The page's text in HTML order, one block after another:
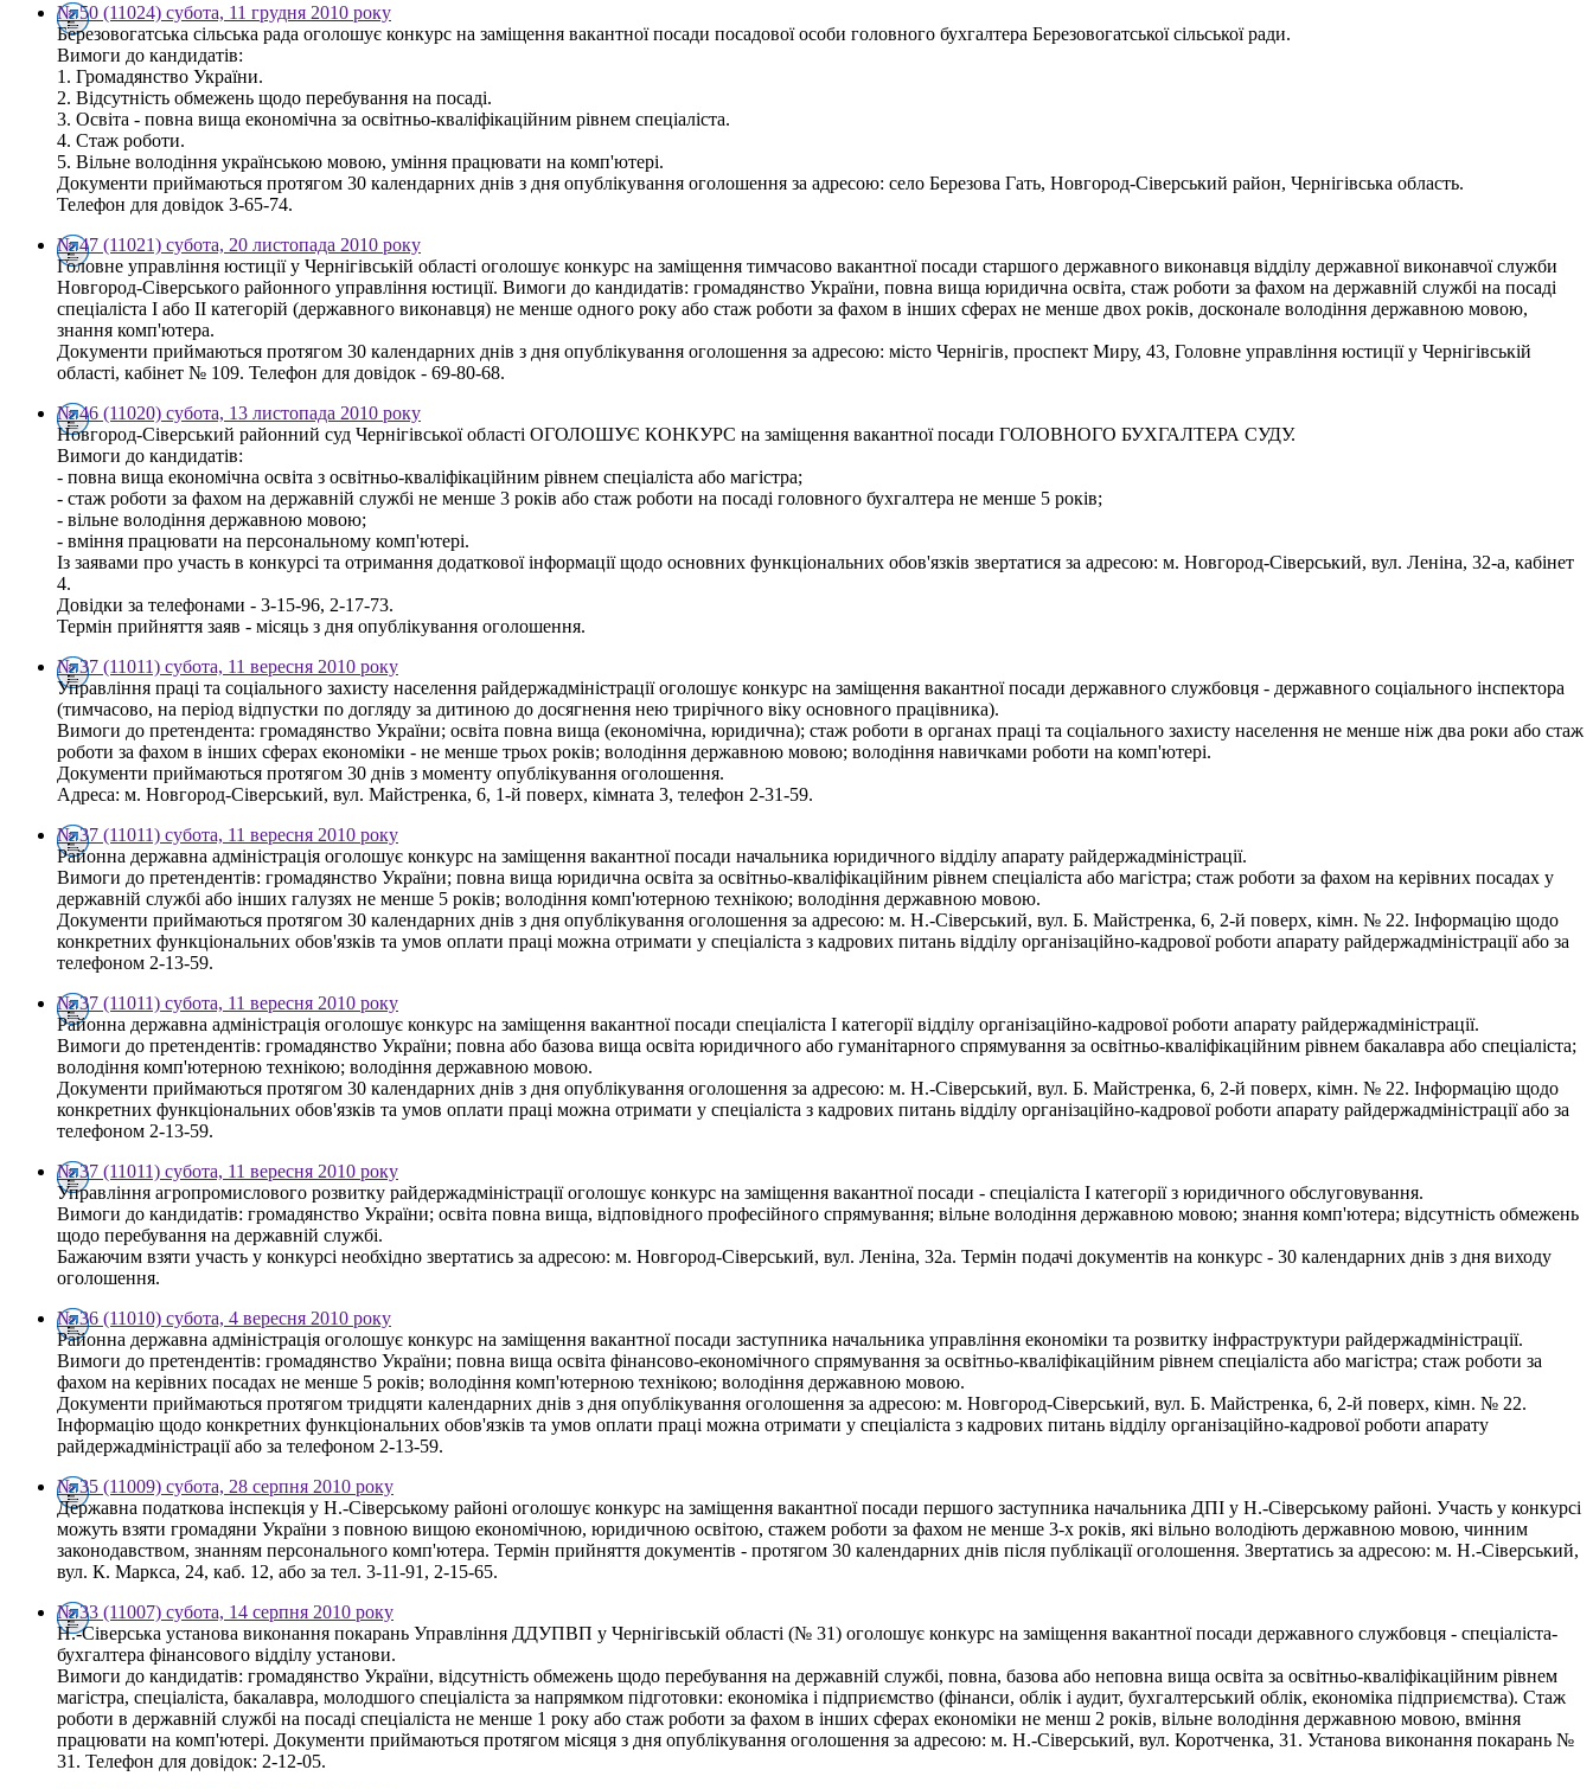
№ 50 (11024) субота, 11 грудня 2010 року
Березовогатська сільська рада оголошує конкурс на заміщення вакантної посади посадової особи головного бухгалтера Березовогатської сільської ради.
Вимоги до кандидатів:
1. Громадянство України.
2. Відсутність обмежень щодо перебування на посаді.
3. Освіта - повна вища економічна за освітньо-кваліфікаційним рівнем спеціаліста.
4. Стаж роботи.
5. Вільне володіння українською мовою, уміння працювати на комп'ютері.
Документи приймаються протягом 30 календарних днів з дня опублікування оголошення за адресою: село Березова Гать, Новгород-Сіверський район, Чернігівська область.
Телефон для довідок 3-65-74.
№ 47 (11021) субота, 20 листопада 2010 року
Головне управління юстиції у Чернігівській області оголошує конкурс на заміщення тимчасово вакантної посади старшого державного виконавця відділу державної виконавчої служби
Новгород-Сіверського районного управління юстиції. Вимоги до кандидатів: громадянство України, повна вища юридична освіта, стаж роботи за фахом на державній службі на посаді
спеціаліста І або ІІ категорій (державного виконавця) не менше одного року або стаж роботи за фахом в інших сферах не менше двох років, досконале володіння державною мовою,
знання комп'ютера.
Документи приймаються протягом 30 календарних днів з дня опублікування оголошення за адресою: місто Чернігів, проспект Миру, 43, Головне управління юстиції у Чернігівській
області, кабінет № 109. Телефон для довідок - 69-80-68.
№ 46 (11020) субота, 13 листопада 2010 року
Новгород-Сіверський районний суд Чернігівської області ОГОЛОШУЄ КОНКУРС на заміщення вакантної посади ГОЛОВНОГО БУХГАЛТЕРА СУДУ.
Вимоги до кандидатів:
- повна вища економічна освіта з освітньо-кваліфікаційним рівнем спеціаліста або магістра;
- стаж роботи за фахом на державній службі не менше 3 років або стаж роботи на посаді головного бухгалтера не менше 5 років;
- вільне володіння державною мовою;
- вміння працювати на персональному комп'ютері.
Із заявами про участь в конкурсі та отримання додаткової інформації щодо основних функціональних обов'язків звертатися за адресою: м. Новгород-Сіверський, вул. Леніна, 32-а, кабінет
4.
Довідки за телефонами - 3-15-96, 2-17-73.
Термін прийняття заяв - місяць з дня опублікування оголошення.
№ 37 (11011) субота, 11 вересня 2010 року
Управління праці та соціального захисту населення райдержадміністрації оголошує конкурс на заміщення вакантної посади державного службовця - державного соціального інспектора
(тимчасово, на період відпустки по догляду за дитиною до досягнення нею трирічного віку основного працівника).
Вимоги до претендента: громадянство України; освіта повна вища (економічна, юридична); стаж роботи в органах праці та соціального захисту населення не менше ніж два роки або стаж
роботи за фахом в інших сферах економіки - не менше трьох років; володіння державною мовою; володіння навичками роботи на комп'ютері.
Документи приймаються протягом 30 днів з моменту опублікування оголошення.
Адреса: м. Новгород-Сіверський, вул. Майстренка, 6, 1-й поверх, кімната 3, телефон 2-31-59.
№ 37 (11011) субота, 11 вересня 2010 року
Районна державна адміністрація оголошує конкурс на заміщення вакантної посади начальника юридичного відділу апарату райдержадміністрації.
Вимоги до претендентів: громадянство України; повна вища юридична освіта за освітньо-кваліфікаційним рівнем спеціаліста або магістра; стаж роботи за фахом на керівних посадах у
державній службі або інших галузях не менше 5 років; володіння комп'ютерною технікою; володіння державною мовою.
Документи приймаються протягом 30 календарних днів з дня опублікування оголошення за адресою: м. Н.-Сіверський, вул. Б. Майстренка, 6, 2-й поверх, кімн. № 22. Інформацію щодо
конкретних функціональних обов'язків та умов оплати праці можна отримати у спеціаліста з кадрових питань відділу організаційно-кадрової роботи апарату райдержадміністрації або за
телефоном 2-13-59.
№ 37 (11011) субота, 11 вересня 2010 року
Районна державна адміністрація оголошує конкурс на заміщення вакантної посади спеціаліста І категорії відділу організаційно-кадрової роботи апарату райдержадміністрації.
Вимоги до претендентів: громадянство України; повна або базова вища освіта юридичного або гуманітарного спрямування за освітньо-кваліфікаційним рівнем бакалавра або спеціаліста;
володіння комп'ютерною технікою; володіння державною мовою.
Документи приймаються протягом 30 календарних днів з дня опублікування оголошення за адресою: м. Н.-Сіверський, вул. Б. Майстренка, 6, 2-й поверх, кімн. № 22. Інформацію щодо
конкретних функціональних обов'язків та умов оплати праці можна отримати у спеціаліста з кадрових питань відділу організаційно-кадрової роботи апарату райдержадміністрації або за
телефоном 2-13-59.
№ 37 (11011) субота, 11 вересня 2010 року
Управління агропромислового розвитку райдержадміністрації оголошує конкурс на заміщення вакантної посади - спеціаліста І категорії з юридичного обслуговування.
Вимоги до кандидатів: громадянство України; освіта повна вища, відповідного професійного спрямування; вільне володіння державною мовою; знання комп'ютера; відсутність обмежень
щодо перебування на державній службі.
Бажаючим взяти участь у конкурсі необхідно звертатись за адресою: м. Новгород-Сіверський, вул. Леніна, 32а. Термін подачі документів на конкурс - 30 календарних днів з дня виходу
оголошення.
№ 36 (11010) субота, 4 вересня 2010 року
Районна державна адміністрація оголошує конкурс на заміщення вакантної посади заступника начальника управління економіки та розвитку інфраструктури райдержадміністрації.
Вимоги до претендентів: громадянство України; повна вища освіта фінансово-економічного спрямування за освітньо-кваліфікаційним рівнем спеціаліста або магістра; стаж роботи за
фахом на керівних посадах не менше 5 років; володіння комп'ютерною технікою; володіння державною мовою.
Документи приймаються протягом тридцяти календарних днів з дня опублікування оголошення за адресою: м. Новгород-Сіверський, вул. Б. Майстренка, 6, 2-й поверх, кімн. № 22.
Інформацію щодо конкретних функціональних обов'язків та умов оплати праці можна отримати у спеціаліста з кадрових питань відділу організаційно-кадрової роботи апарату
райдержадміністрації або за телефоном 2-13-59.
№ 35 (11009) субота, 28 серпня 2010 року
Державна податкова інспекція у Н.-Сіверському районі оголошує конкурс на заміщення вакантної посади першого заступника начальника ДПІ у Н.-Сіверському районі. Участь у конкурсі
можуть взяти громадяни України з повною вищою економічною, юридичною освітою, стажем роботи за фахом не менше 3-х років, які вільно володіють державною мовою, чинним
законодавством, знанням персонального комп'ютера. Термін прийняття документів - протягом 30 календарних днів після публікації оголошення. Звертатись за адресою: м. Н.-Сіверський,
вул. К. Маркса, 24, каб. 12, або за тел. 3-11-91, 2-15-65.
№ 33 (11007) субота, 14 серпня 2010 року
Н.-Сіверська установа виконання покарань Управління ДДУПВП у Чернігівській області (№ 31) оголошує конкурс на заміщення вакантної посади державного службовця - спеціаліста-
бухгалтера фінансового відділу установи.
Вимоги до кандидатів: громадянство України, відсутність обмежень щодо перебування на державній службі, повна, базова або неповна вища освіта за освітньо-кваліфікаційним рівнем
магістра, спеціаліста, бакалавра, молодшого спеціаліста за напрямком підготовки: економіка і підприємство (фінанси, облік і аудит, бухгалтерський облік, економіка підприємства). Стаж
роботи в державній службі на посаді спеціаліста не менше 1 року або стаж роботи за фахом в інших сферах економіки не менш 2 років, вільне володіння державною мовою, вміння
працювати на комп'ютері. Документи приймаються протягом місяця з дня опублікування оголошення за адресою: м. Н.-Сіверський, вул. Коротченка, 31. Установа виконання покарань №
31. Телефон для довідок: 2-12-05.